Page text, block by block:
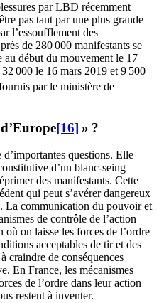
par LBD récemment
pas tant par une plus grande
l’essoufflement des
de 280 000 manifestants se
au début du mouvement le 17
000 le 16 mars 2019 et 9 500
par le ministère de
[16] » ?
questions. Elle
d’un blanc-seing
des manifestants. Cette
qui peut s’avérer dangereux
La communication du pouvoir et
de contrôle de l’action
on laisse les forces de l’ordre
acceptables de tir et des
craindre de conséquences
En France, les mécanismes
de l’ordre dans leur action
restent à inventer.